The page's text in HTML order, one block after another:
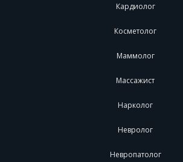
Кардиолог
Косметолог
Маммолог
Массажист
Нарколог
Невролог
Невропатолог